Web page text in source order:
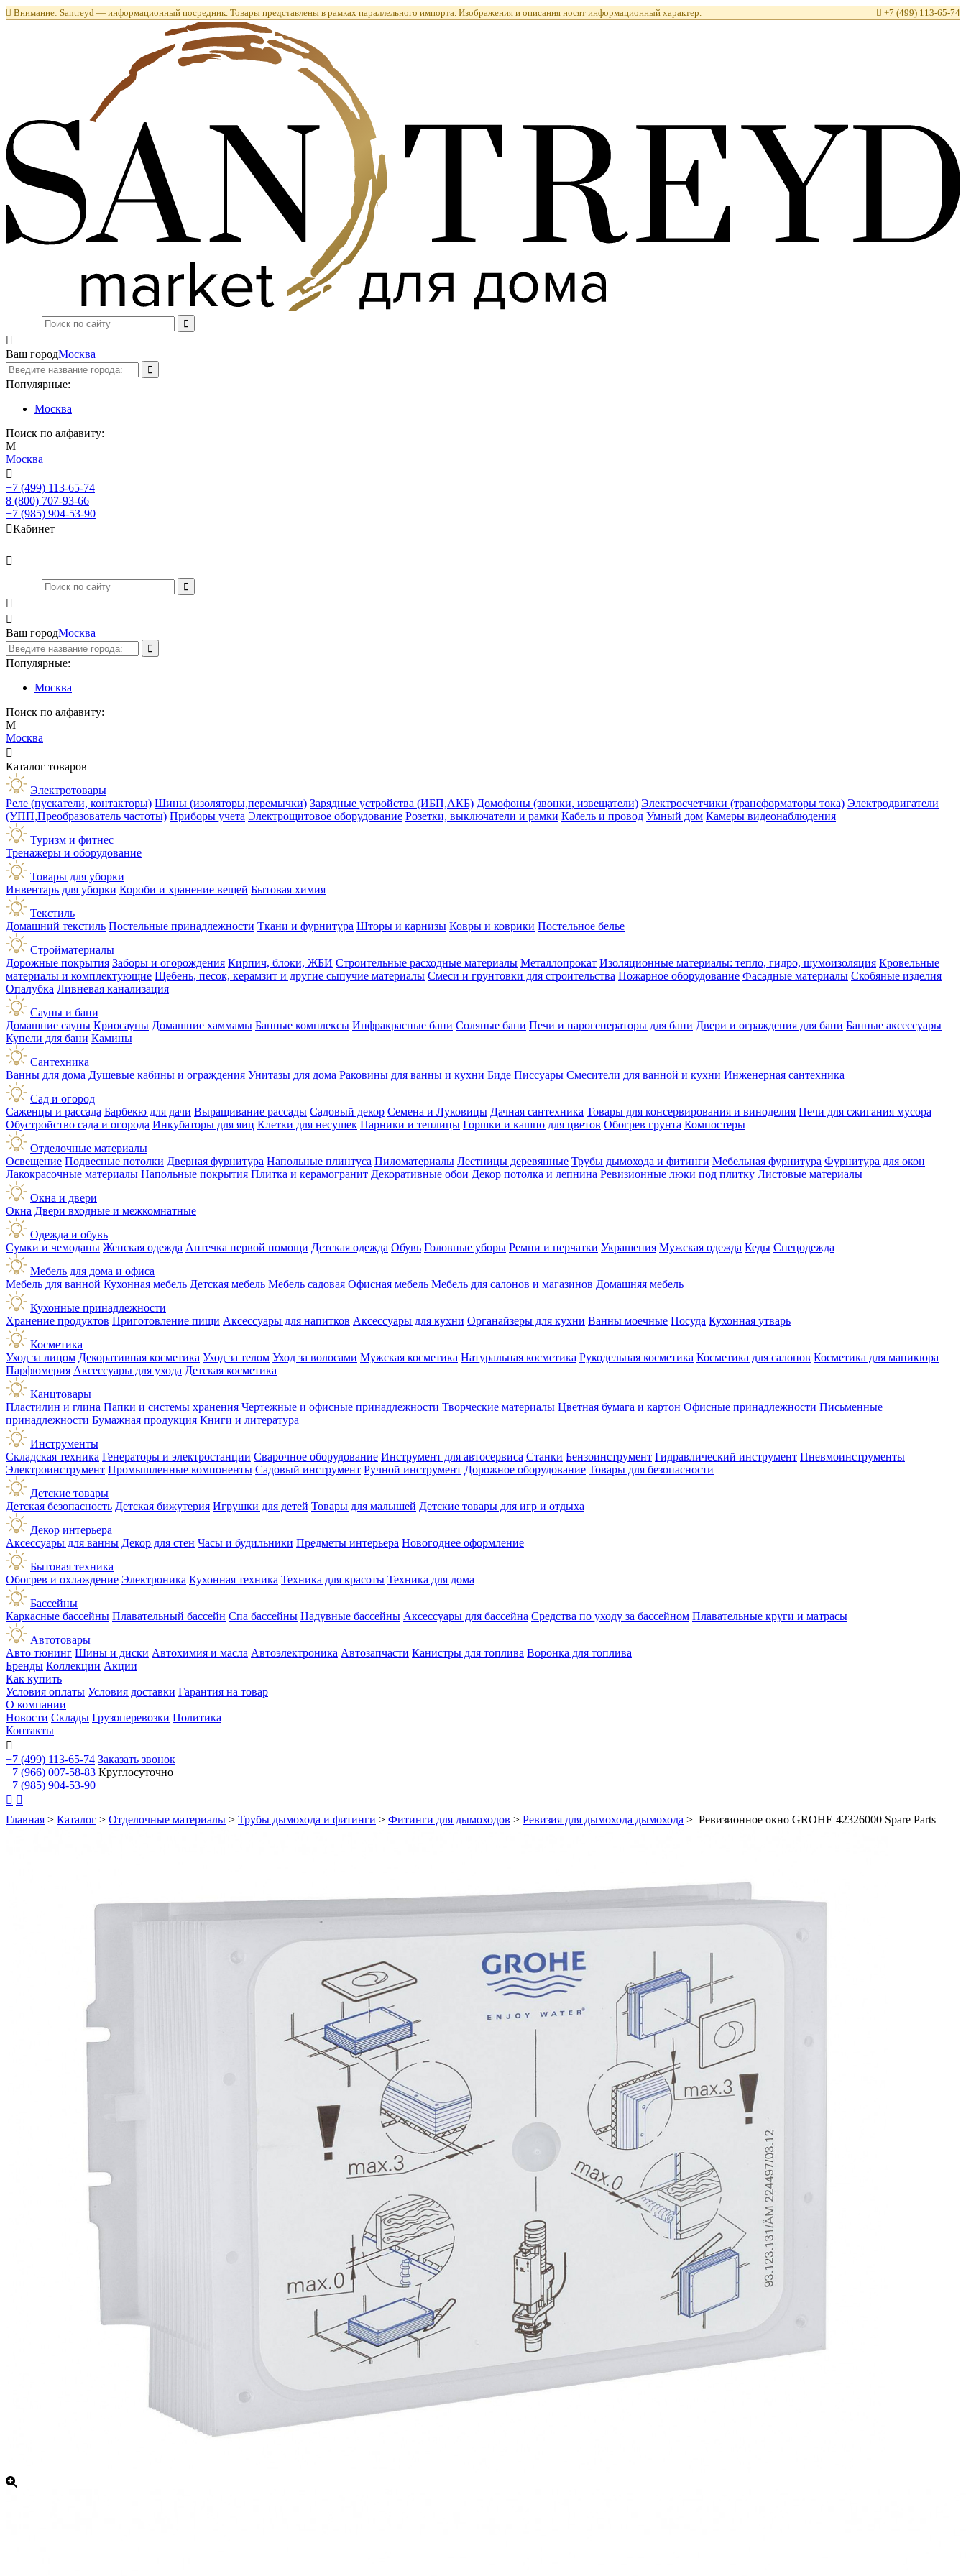
 Внимание: Santreyd — информационный посредник. Товары представлены в рамках параллельного импорта. Изображения и описания носят информационный характер.  +7 (499) 113-65-74

Ваш городМосква
Популярные:
Москва
Поиск по алфавиту:
М
Москва

+7 (499) 113-65-74
8 (800) 707-93-66
+7 (985) 904-53-90
Кабинет



Ваш городМосква
Популярные:
Москва
Поиск по алфавиту:
М
Москва

Каталог товаров
Электротовары
Реле (пускатели, контакторы) Шины (изоляторы,перемычки) Зарядные устройства (ИБП,АКБ) Домофоны (звонки, извещатели) Электросчетчики (трансформаторы тока) Электродвигатели
(УПП,Преобразователь частоты) Приборы учета Электрощитовое оборудование Розетки, выключатели и рамки Кабель и провод Умный дом Камеры видеонаблюдения
Туризм и фитнес
Тренажеры и оборудование
Товары для уборки
Инвентарь для уборки Короби и хранение вещей Бытовая химия
Текстиль
Домашний текстиль Постельные принадлежности Ткани и фурнитура Шторы и карнизы Ковры и коврики Постельное белье
Стройматериалы
Дорожные покрытия Заборы и огорождения Кирпич, блоки, ЖБИ Строительные расходные материалы Металлопрокат Изоляционные материалы: тепло, гидро, шумоизоляция Кровельные
материалы и комплектующие Щебень, песок, керамзит и другие сыпучие материалы Смеси и грунтовки для строительства Пожарное оборудование Фасадные материалы Скобяные изделия
Опалубка Ливневая канализация
Сауны и бани
Домашние сауны Криосауны Домашние хаммамы Банные комплексы Инфракрасные бани Соляные бани Печи и парогенераторы для бани Двери и ограждения для бани Банные аксессуары
Купели для бани Камины
Сантехника
Ванны для дома Душевые кабины и ограждения Унитазы для дома Раковины для ванны и кухни Биде Писсуары Смесители для ванной и кухни Инженерная сантехника
Сад и огород
Саженцы и рассада Барбекю для дачи Выращивание рассады Садовый декор Семена и Луковицы Дачная сантехника Товары для консервирования и виноделия Печи для сжигания мусора
Обустройство сада и огорода Инкубаторы для яиц Клетки для несушек Парники и теплицы Горшки и кашпо для цветов Обогрев грунта Компостеры
Отделочные материалы
Освещение Подвесные потолки Дверная фурнитура Напольные плинтуса Пиломатериалы Лестницы деревянные Трубы дымохода и фитинги Мебельная фурнитура Фурнитура для окон
Лакокрасочные материалы Напольные покрытия Плитка и керамогранит Декоративные обои Декор потолка и лепнина Ревизионные люки под плитку Листовые материалы
Окна и двери
Окна Двери входные и межкомнатные
Одежда и обувь
Сумки и чемоданы Женская одежда Аптечка первой помощи Детская одежда Обувь Головные уборы Ремни и перчатки Украшения Мужская одежда Кеды Спецодежда
Мебель для дома и офиса
Мебель для ванной Кухонная мебель Детская мебель Мебель садовая Офисная мебель Мебель для салонов и магазинов Домашняя мебель
Кухонные принадлежности
Хранение продуктов Приготовление пищи Аксессуары для напитков Аксессуары для кухни Органайзеры для кухни Ванны моечные Посуда Кухонная утварь
Косметика
Уход за лицом Декоративная косметика Уход за телом Уход за волосами Мужская косметика Натуральная косметика Рукодельная косметика Косметика для салонов Косметика для маникюра
Парфюмерия Аксессуары для ухода Детская косметика
Канцтовары
Пластилин и глина Папки и системы хранения Чертежные и офисные принадлежности Творческие материалы Цветная бумага и картон Офисные принадлежности Письменные
принадлежности Бумажная продукция Книги и литература
Инструменты
Складская техника Генераторы и электростанции Сварочное оборудование Инструмент для автосервиса Станки Бензоинструмент Гидравлический инструмент Пневмоинструменты
Электроинструмент Промышленные компоненты Садовый инструмент Ручной инструмент Дорожное оборудование Товары для безопасности
Детские товары
Детская безопасность Детская бижутерия Игрушки для детей Товары для малышей Детские товары для игр и отдыха
Декор интерьера
Аксессуары для ванны Декор для стен Часы и будильники Предметы интерьера Новогоднее оформление
Бытовая техника
Обогрев и охлаждение Электроника Кухонная техника Техника для красоты Техника для дома
Бассейны
Каркасные бассейны Плавательный бассейн Спа бассейны Надувные бассейны Аксессуары для бассейна Средства по уходу за бассейном Плавательные круги и матрасы
Автотовары
Авто тюнинг Шины и диски Автохимия и масла Автоэлектроника Автозапчасти Канистры для топлива Воронка для топлива
Бренды Коллекции Акции
Как купить
Условия оплаты Условия доставки Гарантия на товар
О компании
Новости Склады Грузоперевозки Политика
Контакты

+7 (499) 113-65-74 Заказать звонок
+7 (966) 007-58-83 Круглосуточно
+7 (985) 904-53-90
 
Главная > Каталог > Отделочные материалы > Трубы дымохода и фитинги > Фитинги для дымоходов > Ревизия для дымохода дымохода > Ревизионное окно GROHE 42326000 Spare Parts